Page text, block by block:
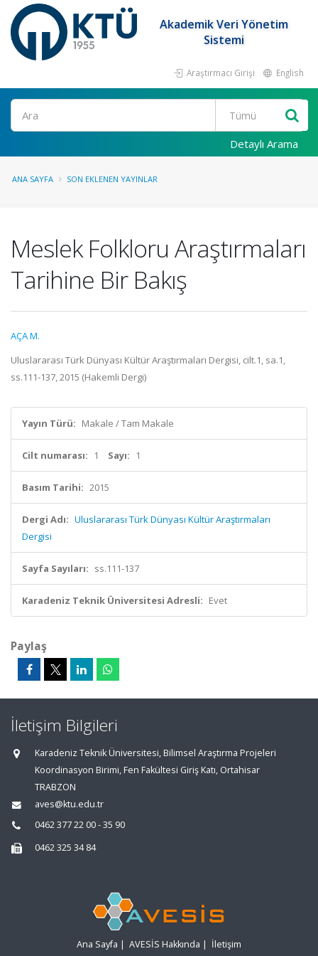
Akademik Veri Yönetim
Sistemi
Araştırmacı Girişi English
Ara
Detaylı Arama
ANA SAYFA SON EKLENEN YAYINLAR
Meslek Folkloru Araştırmaları
Tarihine Bir Bakış
AÇA M.
Uluslararası Türk Dünyası Kültür Araştırmaları Dergisi, cilt.1, sa.1,
ss.111-137, 2015 (Hakemli Dergi)
Yayın Türü: Makale / Tam Makale
Cilt numarası: 1 Sayı: 1
Basım Tarihi: 2015
Dergi Adı: Uluslararası Türk Dünyası Kültür Araştırmaları
Dergisi
Sayfa Sayıları: ss.111-137
Karadeniz Teknik Üniversitesi Adresli: Evet
Paylaş
İletişim Bilgileri
Karadeniz Teknik Üniversitesi, Bilimsel Araştırma Projeleri
Koordinasyon Birimi, Fen Fakültesi Giriş Katı, Ortahisar
TRABZON
aves@ktu.edu.tr
0462 377 22 00 - 35 90
0462 325 34 84
Ana Sayfa | AVESİS Hakkında | İletişim